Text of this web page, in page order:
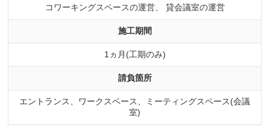
コワーキングスペースの運営、 貸会議室の運営
施工期間
1ヵ月(工期のみ)
請負箇所
エントランス、ワークスペース、ミーティングスペース(会議
室)